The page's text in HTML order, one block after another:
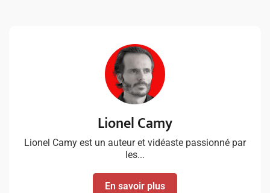
Lionel Camy
Lionel Camy est un auteur et vidéaste passionné par
les...
En savoir plus